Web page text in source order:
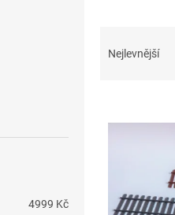
4999 Kč
Nejlevnější